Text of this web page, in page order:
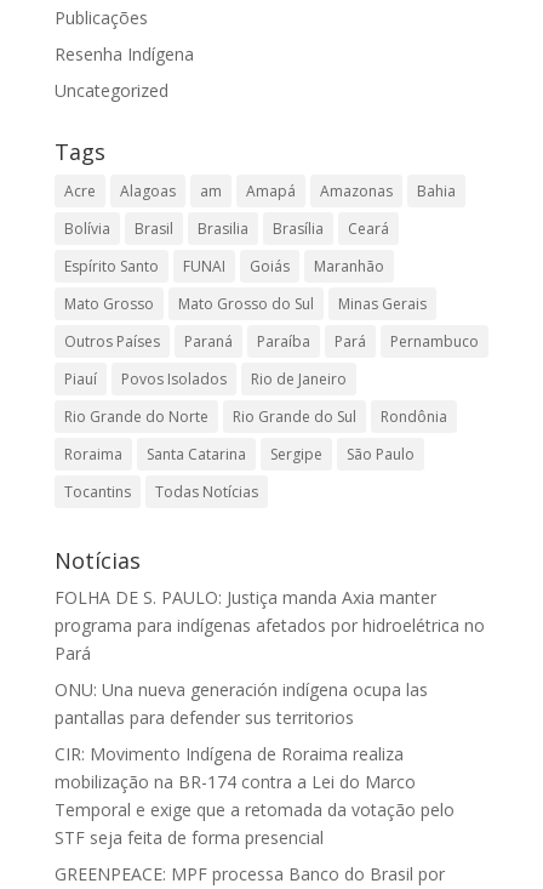
Publicações
Resenha Indígena
Uncategorized
Tags
Acre Alagoas am Amapá Amazonas
Bahia
Bolívia
Brasil Brasilia Brasília
Ceará
Espírito Santo
FUNAI Goiás
Maranhão
Mato Grosso
Mato Grosso do Sul
Minas Gerais
Outros Países
Paraná Paraíba Pará
Pernambuco
Piauí
Povos Isolados
Rio de Janeiro
Rio Grande do Norte
Rio Grande do Sul
Rondônia
Roraima
Santa Catarina Sergipe
São Paulo
Tocantins
Todas Notícias
Notícias
FOLHA DE S. PAULO: Justiça manda Axia manter
programa para indígenas afetados por hidroelétrica no
Pará
ONU: Una nueva generación indígena ocupa las
pantallas para defender sus territorios
CIR: Movimento Indígena de Roraima realiza
mobilização na BR-174 contra a Lei do Marco
Temporal e exige que a retomada da votação pelo
STF seja feita de forma presencial
GREENPEACE: MPF processa Banco do Brasil por